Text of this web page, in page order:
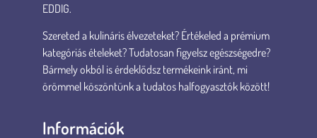
EDDIG.
Szereted a kulináris élvezeteket? Értékeled a prémium
kategóriás ételeket? Tudatosan figyelsz egészségedre?
Bármely okból is érdeklődsz termékeink iránt, mi
örömmel köszöntünk a tudatos halfogyasztók között!
Információk